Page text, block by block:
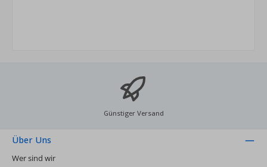
Günstiger Versand
Über Uns
Wer sind wir